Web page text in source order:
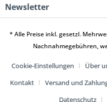
Newsletter
* Alle Preise inkl. gesetzl.
Nachnahmegebühren,
Cookie-Einstellungen Über
Kontakt
Versand und
Datenschutz